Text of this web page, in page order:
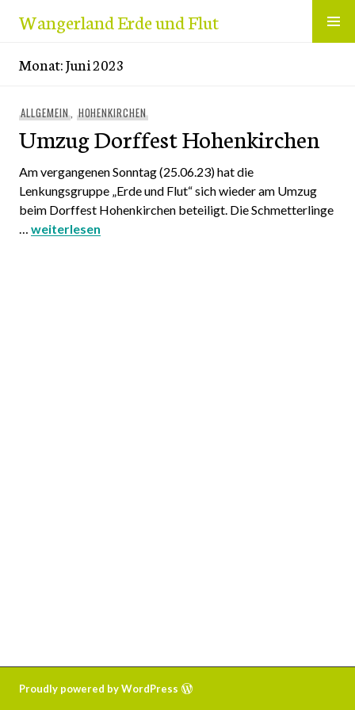
InhaltWangerland Erde und Flut
Monat:Juni 2023
ALLGEMEIN, HOHENKIRCHEN
Umzug Dorffest Hohenkirchen
Am vergangenen Sonntag (25.06.23) hat die
Lenkungsgruppe „Erde und Flut“ sich wieder am Umzug
beim Dorffest Hohenkirchen beteiligt. Die Schmetterlinge
… Umzug Dorffest Hohenkirchen
weiterlesen
Proudly powered by WordPress